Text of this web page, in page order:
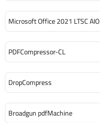
Microsoft Office 2021 LTSC AIO
PDFCompressor-CL
DropCompress
Broadgun pdfMachine